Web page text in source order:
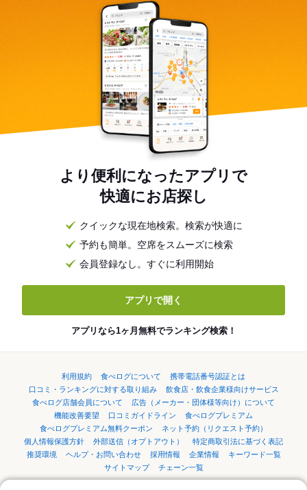
より便利になったアプリで
快適にお店探し
クイックな現在地検索。検索が快適に
予約も簡単。空席をスムーズに検索
会員登録なし。すぐに利用開始
アプリで開く
アプリなら1ヶ月無料でランキング検索！
利用規約 食べログについて
携帯電話番号認証とは
口コミ・ランキングに対する取り組み
飲食店・飲食企業様向けサービス
食べログ店舗会員について
広告（メーカー・団体様等向け）について
機能改善要望
口コミガイドライン
食べログプレミアム
食べログプレミアム無料クーポン
ネット予約（リクエスト予約）
個人情報保護方針
外部送信（オプトアウト）
特定商取引法に基づく表記
推奨環境
ヘルプ・お問い合わせ 採用情報 企業情報
キーワード一覧
サイトマップ
チェーン一覧